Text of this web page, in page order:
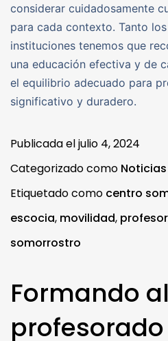
considerar cuidadosamente
para cada contexto. Tanto
instituciones tenemos que
una educación efectiva y de
el equilibrio adecuado para
significativo y duradero.
Publicada eljulio 4, 2024
Categorizado como Noticias
Etiquetado como centro
escocia, movilidad,
somorrostro
Formando al